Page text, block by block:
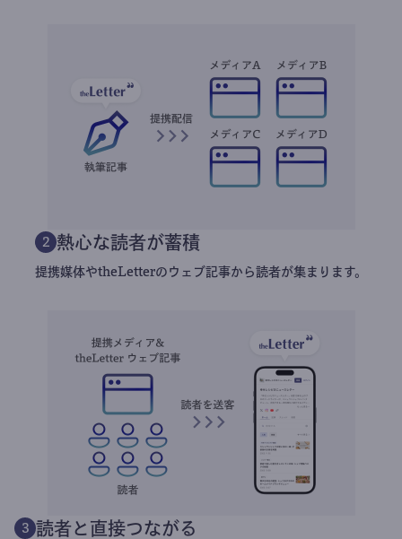
2 熱心な読者が蓄積
提携媒体やtheLetterのウェブ記事から読者が集まります。
3 読者と直接つながる